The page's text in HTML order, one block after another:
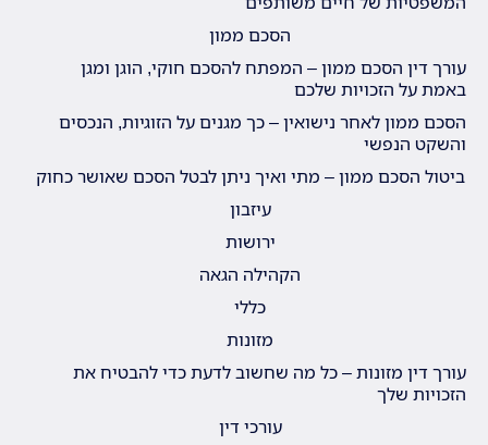
הסכם ממון
עורך דין הסכם ממון – המפתח להסכם חוקי, הוגן ומגן
באמת על הזכויות שלכם
הסכם ממון לאחר נישואין – כך מגנים על הזוגיות, הנכסים
והשקט הנפשי
ביטול הסכם ממון – מתי ואיך ניתן לבטל הסכם שאושר כחוק
עיזבון
ירושות
הקהילה הגאה
כללי
מזונות
עורך דין מזונות – כל מה שחשוב לדעת כדי להבטיח את
הזכויות שלך
עורכי דין